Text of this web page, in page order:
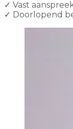
✓ Vast
✓ Doorlopend